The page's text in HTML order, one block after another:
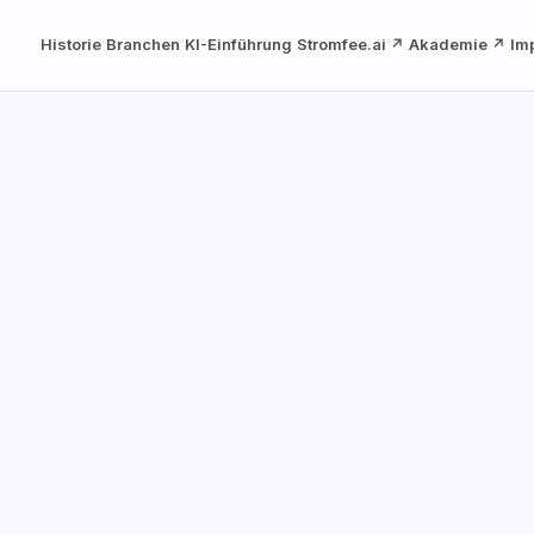
Historie Branchen KI-Einführung Stromfee.ai ↗ Akademie ↗